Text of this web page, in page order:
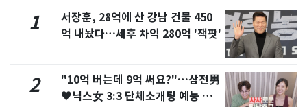
1
서장훈, 28억에 산 강남 건물 450
억 내놨다…세후 차익 280억 '잭팟'
2
"10억 버는데 9억 써요?"…삼전男
♥닉스女 3:3 단체소개팅 예능 화